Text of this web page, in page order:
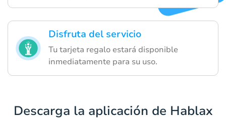
Disfruta del servicio
Tu tarjeta regalo estará disponible
inmediatamente para su uso.
Descarga la aplicación de Hablax